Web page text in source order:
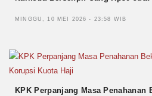
MINGGU, 10 MEI 2026 - 23:58 WIB
KPK Perpanjang Masa Penahanan